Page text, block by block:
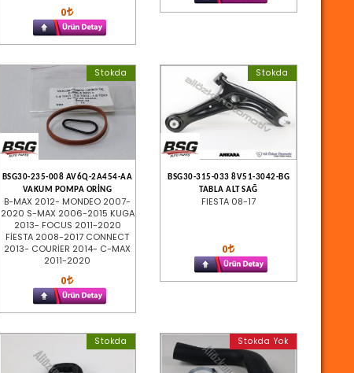
0
Stokda
BSG30-235-008 AV6Q-2A454-AA
VAKUM POMPA ORİNG
B-MAX 2012- MONDEO 2007-
2020 S-MAX 2006-2015 KUGA
2013- FOCUS 2011-2020
FİESTA 2008-2017 CONNECT
2013- COURİER 2014- C-MAX
2011-2020
0
Stokda
BSG30-315-033 8V51-3042-BG
TABLA ALT SAĞ
FIESTA 08-17
0
Stokda Stokda Yok